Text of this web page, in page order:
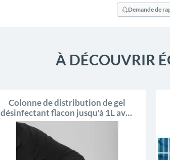
Demande de
À DÉCOUVRIR
Colonne de distribution de gel
désinfectant flacon jusqu'à 1L avec
poubelle